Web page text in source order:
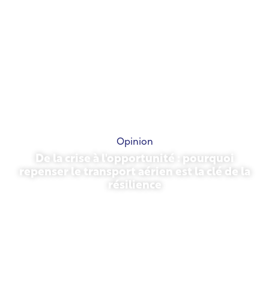
Opinion
De la crise à l'opportunité : pourquoi
repenser le transport aérien est la clé de la
résilience